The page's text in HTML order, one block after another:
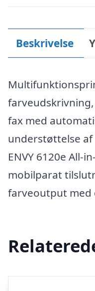
Beskrivelse
fax med
understøttelse af
ENVY 6120e All-
mobilparat
farveoutput med